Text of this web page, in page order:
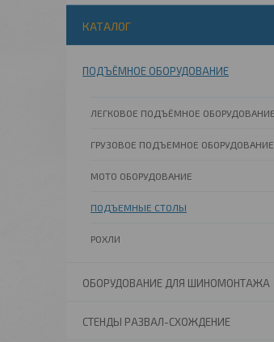
КАТАЛОГ
ПОДЪЁМНОЕ ОБОРУДОВАНИЕ
ЛЕГКОВОЕ ПОДЪЁМНОЕ ОБОРУДОВАНИЕ
ГРУЗОВОЕ ПОДЪЕМНОЕ ОБОРУДОВАНИЕ
МОТО ОБОРУДОВАНИЕ
ПОДЪЕМНЫЕ СТОЛЫ
РОХЛИ
ОБОРУДОВАНИЕ ДЛЯ ШИНОМОНТАЖА
СТЕНДЫ РАЗВАЛ-СХОЖДЕНИЕ